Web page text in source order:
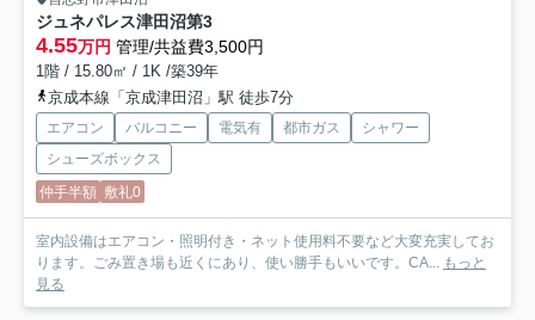
ジュネパレス津田沼第3
4.55万円 管理/共益費3,500円
1階 / 15.80㎡ / 1K /築39年
京成本線「京成津田沼」駅 徒歩7分
エアコン バルコニー 電気有 都市ガス
シャワー
シューズボックス
仲手半額 敷礼0
室内設備はエアコン・照明付き・ネット使用料不要など大変充実してお
ります。ごみ置き場も近くにあり、使い勝手もいいです。CA... もっと
見る